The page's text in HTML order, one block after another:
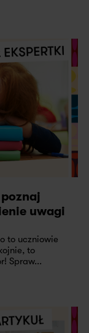
uwagi
to uczniowie
to
Spraw...